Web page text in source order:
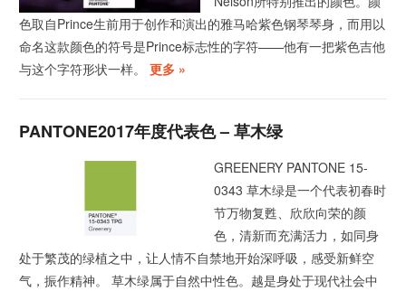
色取自Prince生前用于创作和演出的雅马哈紫色钢琴琴身，而用以
命名这款颜色的符号是Prince标志性的字符——他有一把紫色吉他
与这个字符形状一样。
更多 »
PANTONE2017年度代表色 – 草木绿
GREENERY PANTONE 15-
0343 草木绿是一个代表初春时
节万物复甦、欣欣向荣的颜
色，清新而充满活力，如同身
处于繁茂的绿植之中，让人情不自禁地开始深呼吸，感受新鲜空
气，振作精神。 草木绿属于自然中性色。越是身处于现代社会中